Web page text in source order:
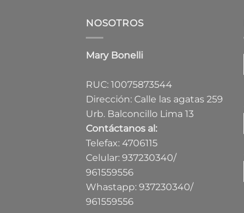
NOSOTROS
Mary Bonelli
RUC: 10075873544
Dirección: Calle las agatas 259
Urb. Balconcillo Lima 13
Contáctanos al:
Telefax: 4706115
Celular: 937230340/
961559556
Whastapp: 937230340/
961559556